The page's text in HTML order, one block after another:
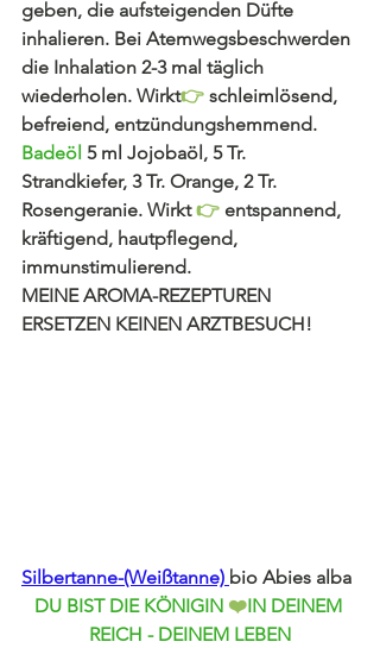
geben, die aufsteigenden Düfte
inhalieren. Bei Atemwegsbeschwerden
die Inhalation 2-3 mal täglich
wiederholen. Wirkt👉 schleimlösend,
befreiend, entzündungshemmend.
Badeöl 5 ml Jojobaöl, 5 Tr.
Strandkiefer, 3 Tr. Orange, 2 Tr.
Rosengeranie. Wirkt 👉 entspannend,
kräftigend, hautpflegend,
immunstimulierend.
MEINE AROMA-REZEPTUREN
ERSETZEN KEINEN ARZTBESUCH!
Silbertanne-(Weißtanne) bio Abies alba
DU BIST DIE KÖNIGIN ❤️IN DEINEM
REICH - DEINEM LEBEN